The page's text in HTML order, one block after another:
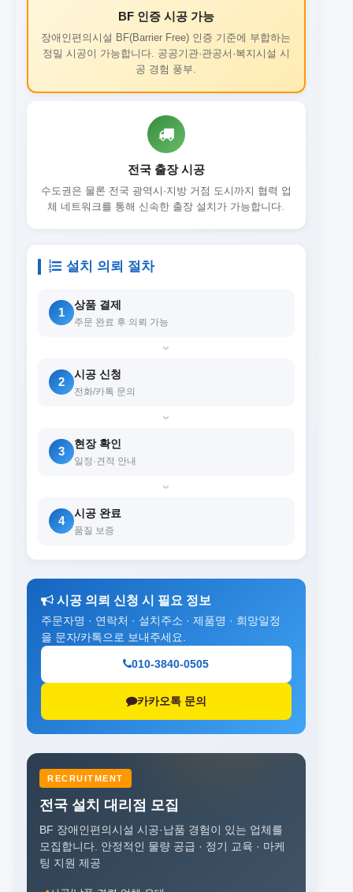
BF 인증 시공 가능
장애인편의시설 BF(Barrier Free) 인증 기준에 부합하는
정밀 시공이 가능합니다. 공공기관·관공서·복지시설 시
공 경험 풍부.
전국 출장 시공
수도권은 물론 전국 광역시·지방 거점 도시까지 협력 업
체 네트워크를 통해 신속한 출장 설치가 가능합니다.
설치 의뢰 절차
1
상품 결제
주문 완료 후 의뢰 가능
›
2
시공 신청
전화/카톡 문의
›
3
현장 확인
일정·견적 안내
›
4
시공 완료
품질 보증
시공 의뢰 신청 시 필요 정보
주문자명 · 연락처 · 설치주소 · 제품명 · 희망일정
을 문자/카톡으로 보내주세요.
010-3840-0505
카카오톡 문의
RECRUITMENT
전국 설치 대리점 모집
BF 장애인편의시설 시공·납품 경험이 있는 업체를
모집합니다. 안정적인 물량 공급 · 정기 교육 · 마케
팅 지원 제공